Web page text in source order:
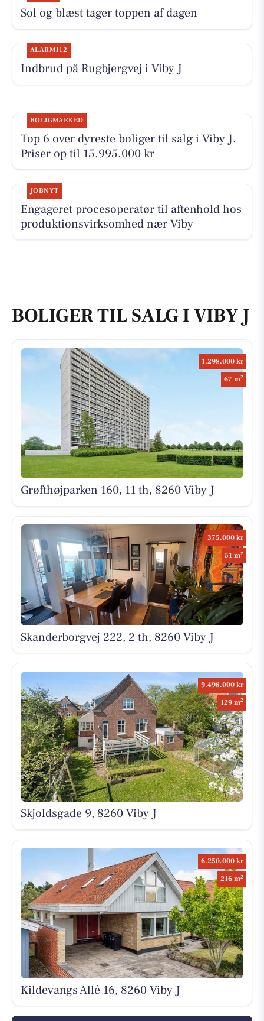
Sol og blæst tager toppen af dagen
ALARM112
Indbrud på Rugbjergvej i Viby J
BOLIGMARKED
Top 6 over dyreste boliger til salg i Viby J.
Priser op til 15.995.000 kr
JOBNYT
Engageret procesoperatør til aftenhold hos
produktionsvirksomhed nær Viby
BOLIGER TIL SALG I VIBY J
1.298.000 kr
67 m2
Grøfthøjparken 160, 11 th, 8260 Viby J
375.000 kr
51 m2
Skanderborgvej 222, 2 th, 8260 Viby J
9.498.000 kr
129 m2
Skjoldsgade 9, 8260 Viby J
6.250.000 kr
216 m2
Kildevangs Allé 16, 8260 Viby J